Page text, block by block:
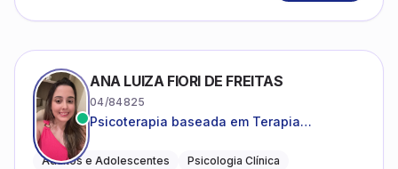
ANA LUIZA FIORI DE FREITAS
04/84825
Psicoterapia baseada em Terapia
Adultos e Adolescentes Psicologia Clínica